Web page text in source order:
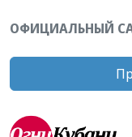
ОФИЦИАЛЬНЫЙ